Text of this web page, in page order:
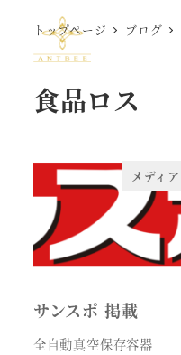
トップページ ブログ
食品ロス
メディア
サンスポ 掲載
全自動真空保存容器